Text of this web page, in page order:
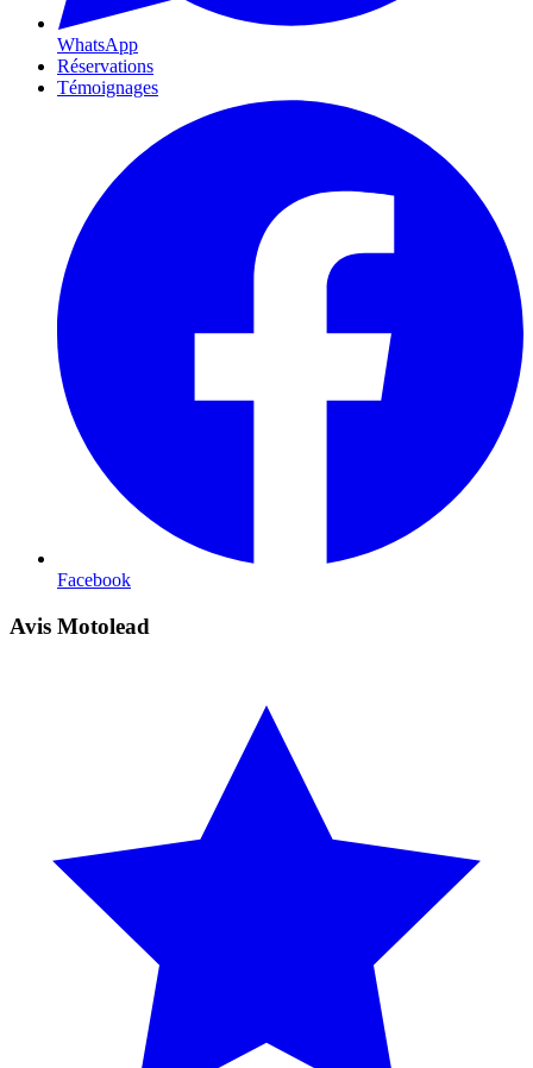
WhatsApp
Réservations
Témoignages
Facebook
Avis Motolead